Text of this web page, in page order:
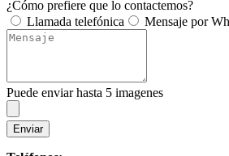
¿Cómo prefiere que lo contactemos?
Llamada telefónica
Mensaje por
Puede enviar hasta 5 imagenes
Enviar